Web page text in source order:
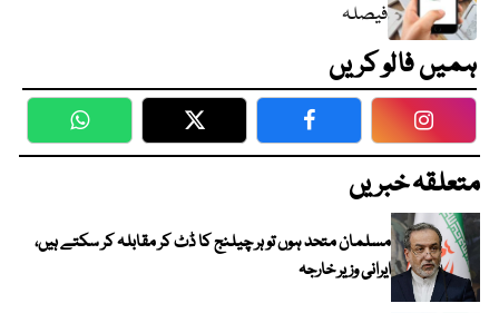
فیصلہ
ہمیں فالو کریں
WhatsApp Twitter Facebook
متعلقہ خبریں
مسلمان متحد ہوں تو ہر چیلنج کا ڈٹ کر مقابلہ کر سکتے ہیں،
ایرانی وزیر خارجہ